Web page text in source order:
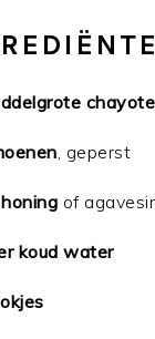
, geperst
of
koud water